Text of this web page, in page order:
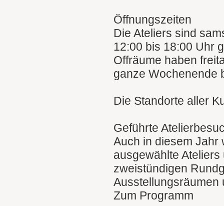
Öffnungszeiten
Die Ateliers sind
12:00 bis 18:00 Uhr
Offräume haben
ganze Wochenende
Die Standorte aller
Geführte
Auch in diesem Jahr
ausgewählte
zweistündigen
Ausstellungsräumen
Zum Programm